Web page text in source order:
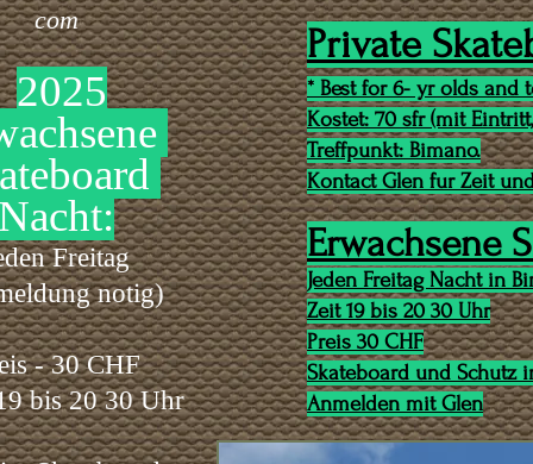
com
2025
Freitag
notig)
- 30 CHF
bis 20 30 Uhr
Private
* Best for 6- yr olds and
Kostet: 70 sfr (mit
Treffpunkt: Bimano.
Kontact Glen fur Zeit
Erwachsene
Jeden Freitag Nacht in
Zeit 19 bis 20 30 Uhr
Preis 30 CHF
Skateboard und Schutz
Anmelden mit Glen